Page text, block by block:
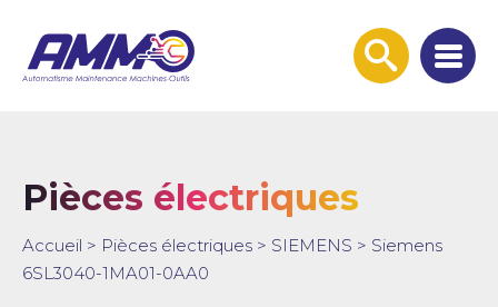
Afficher
la
Pièces électriques
Accueil > Pièces électriques > SIEMENS > Siemens
6SL3040-1MA01-0AA0